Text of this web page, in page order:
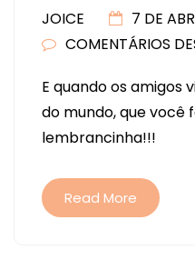
JOICE
7 DE
COMENTÁRIOS
E quando os amigos
do mundo, que você
lembrancinha!!!
Read More